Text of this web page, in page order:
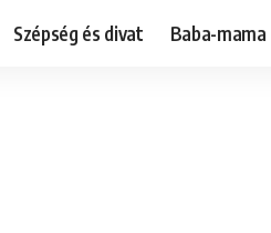
Szépség és divat Baba-mama